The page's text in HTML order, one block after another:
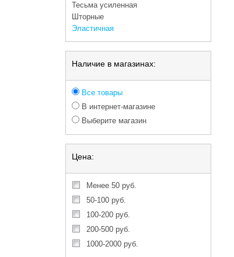
Тесьма усиленная
Шторные
Эластичная
Наличие в магазинах:
Все товары
В интернет-магазине
Выберите магазин
Цена:
менее 50 руб.
50-100 руб.
100-200 руб.
200-500 руб.
1000-2000 руб.